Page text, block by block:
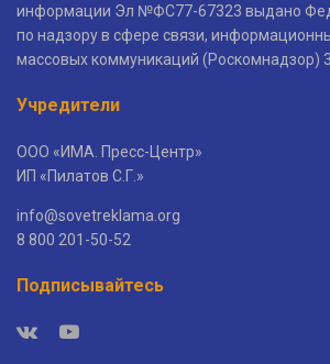
информации Эл №ФС77-67323 выдано
по надзору в сфере связи,
массовых коммуникаций (Роскомнадзор)
Учредители
ООО «ИМА. Пресс-Центр»
ИП «Пилатов С.Г.»
info@sovetreklama.org
8 800 201-50-52
Подписывайтесь